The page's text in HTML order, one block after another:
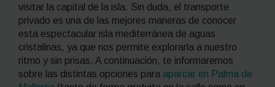
visitar la capital de la isla. Sin duda, el transporte
privado es una de las mejores maneras de conocer
esta espectacular isla mediterránea de aguas
cristalinas, ya que nos permite explorarla a nuestro
ritmo y sin prisas. A continuación, te informaremos
sobre las distintas opciones para aparcar en Palma de